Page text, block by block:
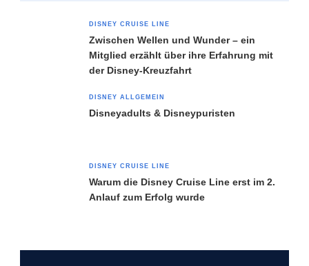
DISNEY CRUISE LINE
Zwischen Wellen und Wunder – ein
Mitglied erzählt über ihre Erfahrung mit
der Disney-Kreuzfahrt
DISNEY ALLGEMEIN
Disneyadults & Disneypuristen
DISNEY CRUISE LINE
Warum die Disney Cruise Line erst im 2.
Anlauf zum Erfolg wurde